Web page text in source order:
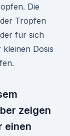
Die
Tropfen
für sich
Dosis
zeigen
einen